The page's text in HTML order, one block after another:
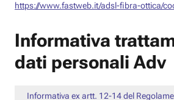
https://www.fastweb.it/adsl-fibra-ottica/
Informativa
dati personali Adv
Informativa ex artt. 12-14 del